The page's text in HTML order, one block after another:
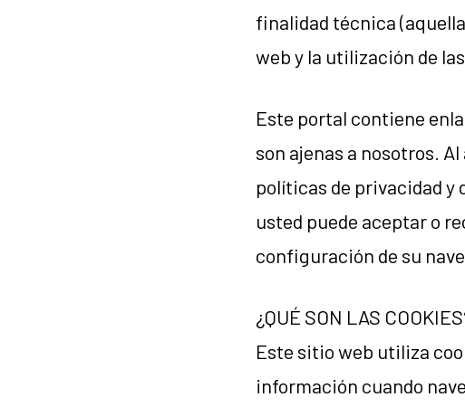
finalidad técnica
web y la utilización de
Este portal contiene
son ajenas a nosotros.
políticas de privacidad y
usted puede aceptar o
configuración de su
¿QUÉ SON LAS
Este sitio web utiliza
información cuando